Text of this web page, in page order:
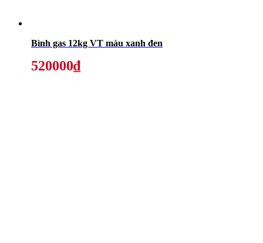
Bình gas 12kg VT màu xanh đen
520000₫